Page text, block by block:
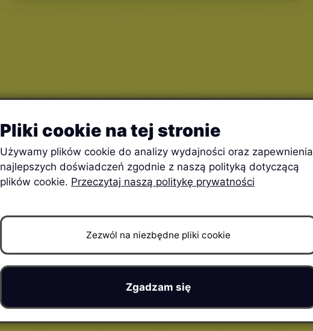
Pliki cookie na tej stronie
Używamy plików cookie do analizy wydajności oraz zapewnienia
najlepszych doświadczeń zgodnie z naszą polityką dotyczącą
plików cookie. Przeczytaj naszą politykę prywatności
Zezwól na niezbędne pliki cookie
Zgadzam się